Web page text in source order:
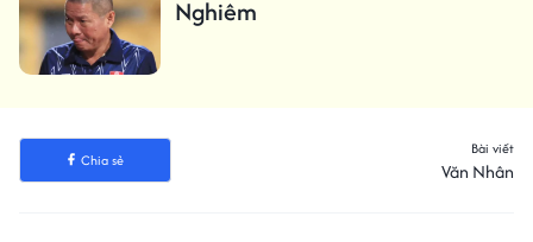
Nghiêm
Chia sẻ
Bài viết
Văn Nhân